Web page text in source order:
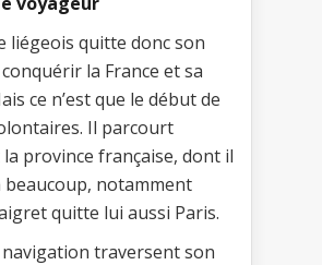
liégeois quitte donc son
la France et sa
ce n’est que le début de
Il parcourt
province française, dont il
beaucoup, notamment
quitte lui aussi Paris.
navigation traversent son